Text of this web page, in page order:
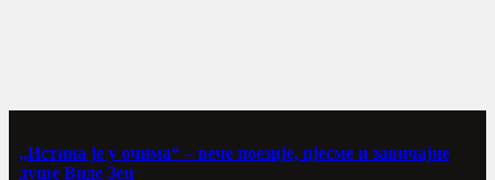
„Истина је у очима“ – вече поезије, пјесме и завичајне
душе Виде Зец